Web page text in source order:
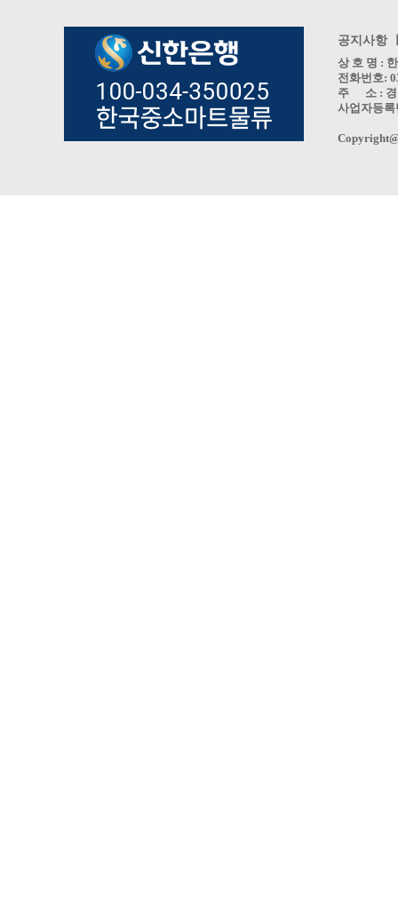
공지사항
상 호 명 :
전화번호:
주 소 : 경
사업자등록